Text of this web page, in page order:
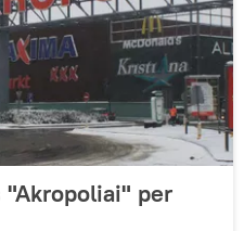
"Akropoliai" per